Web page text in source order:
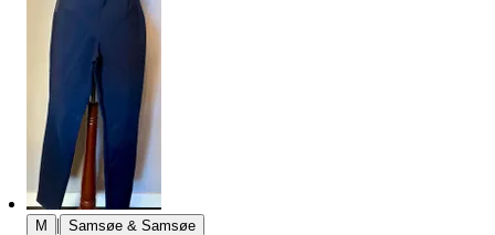
M | Samsøe & Samsøe